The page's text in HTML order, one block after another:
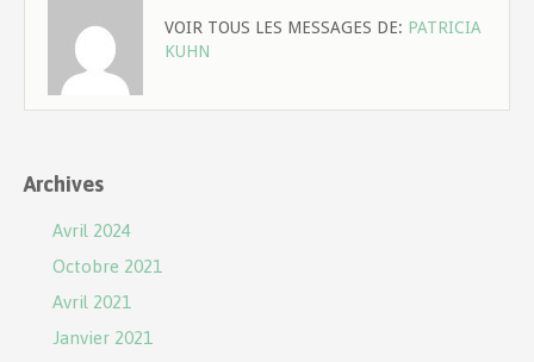
VOIR TOUS LES MESSAGES DE: PATRICIA
KUHN
Archives
Avril 2024
Octobre 2021
Avril 2021
Janvier 2021